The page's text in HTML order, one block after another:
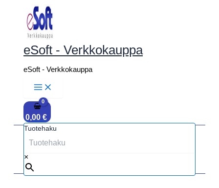
sisältöön
eSoft - Verkkokauppa
eSoft - Verkkokauppa
0,00 €
Tuotehaku
×